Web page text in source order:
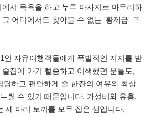
서 목욕을 하고 누루 마사지로 마무리하
어디에서도 찾아볼 수 없는 '황제급' 구
인 자유여행객들에게 폭발적인 지지를 받
집에 가기 뻘줌하고 어색했던 분들도,
당하고 편안하게 술 한잔의 여유와 최상
릴 수 있기 때문입니다. 가성비와 유흥,
세 마리 토끼를 모두 잡은 셈입니다.